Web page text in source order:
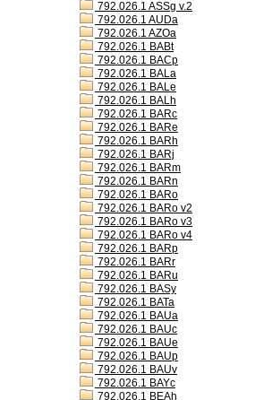
792.026.1 ASSg v.2
792.026.1 AUDa
792.026.1 AZOa
792.026.1 BABt
792.026.1 BACp
792.026.1 BALa
792.026.1 BALe
792.026.1 BALh
792.026.1 BARc
792.026.1 BARe
792.026.1 BARh
792.026.1 BARj
792.026.1 BARm
792.026.1 BARn
792.026.1 BARo
792.026.1 BARo v2
792.026.1 BARo v3
792.026.1 BARo v4
792.026.1 BARp
792.026.1 BARr
792.026.1 BARu
792.026.1 BASy
792.026.1 BATa
792.026.1 BAUa
792.026.1 BAUc
792.026.1 BAUe
792.026.1 BAUp
792.026.1 BAUv
792.026.1 BAYc
792.026.1 BEAh